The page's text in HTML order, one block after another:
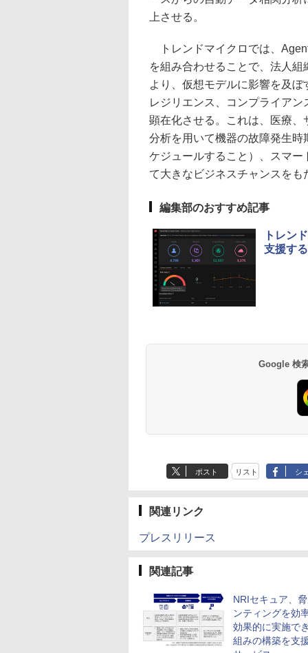
上させる。
トレンドマイクロでは、
を組み合わせることで、法人
より、仮想モデルに影響を及ぼ
レジリエンス、コンプライア
顕在化させる。これは、医療
分析を用いて機器の故障発生
ケジュールすること）、スマ
て大きなビジネスチャンスをも
編集部のおすすめ記事
トレン
支援す
Google 検
ポスト リスト シ
関連リンク
プレスリリース
関連記事
NRIセキュア、
ンティングを効
効果的に実施で
組みの構築を支